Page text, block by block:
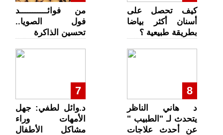
من فوائـــــــــــد
فول الصويا..
تحسين الذاكرة
كيف تحصل على
أسنان أكثر بياضا
بطريقة طبيعية ؟
7
د.وائل لطفي: جهل
الأمهات وراء
مشاكل الأطفال
8
د هاني الناظر
يتحدث لـ "الطبيب "
عن أحدث علاجات